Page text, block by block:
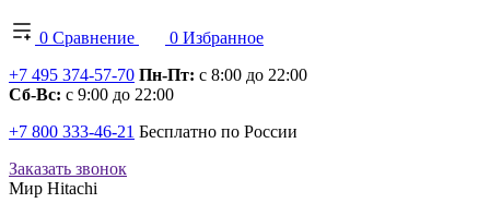
0 Сравнение 0 Избранное
+7 495 374-57-70 Пн-Пт: с 8:00 до 22:00
Сб-Вс: с 9:00 до 22:00
+7 800 333-46-21 Бесплатно по России
Заказать звонок
Мир Hitachi